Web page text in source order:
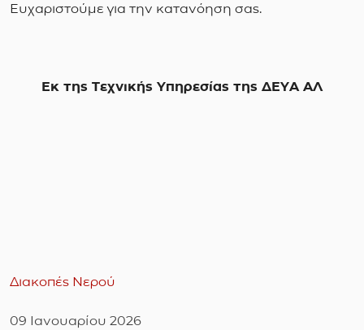
Ευχαριστούμε για την κατανόηση σας.
Εκ της Τεχνικής Υπηρεσίας της ΔΕΥΑ ΑΛ
Διακοπές Νερού
09 Ιανουαρίου 2026